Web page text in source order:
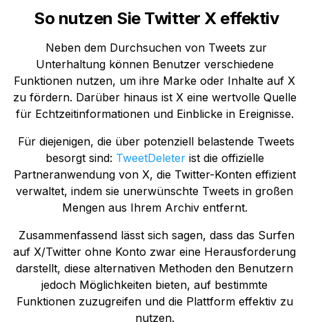
So nutzen Sie Twitter X effektiv
Neben dem Durchsuchen von Tweets zur
Unterhaltung können Benutzer verschiedene
Funktionen nutzen, um ihre Marke oder Inhalte auf X
zu fördern. Darüber hinaus ist X eine wertvolle Quelle
für Echtzeitinformationen und Einblicke in Ereignisse.
Für diejenigen, die über potenziell belastende Tweets
besorgt sind: TweetDeleterist die offizielle
Partneranwendung von X, die Twitter-Konten effizient
verwaltet, indem sie unerwünschte Tweets in großen
Mengen aus Ihrem Archiv entfernt.
Zusammenfassend lässt sich sagen, dass das Surfen
auf X/Twitter ohne Konto zwar eine Herausforderung
darstellt, diese alternativen Methoden den Benutzern
jedoch Möglichkeiten bieten, auf bestimmte
Funktionen zuzugreifen und die Plattform effektiv zu
nutzen.